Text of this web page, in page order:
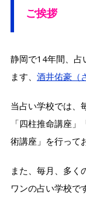
ご挨拶
静岡で14年間、占
ます、 酒井佑豪（
当占い学校では、
「四柱推命講座
術講座」を行って
また、毎月、多く
ワンの占い学校で